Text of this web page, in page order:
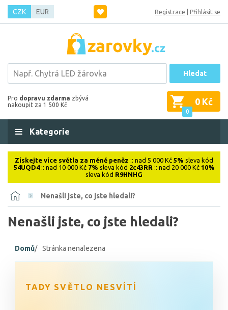
CZK EUR Registrace Přihlásit se
Hledat
Pro dopravu zdarma zbývá
nakoupit za 1 500 Kč
0
0 Kč
Kategorie
Získejte více světla za méně peněz :: nad 5 000 Kč 5% sleva kód
54UQD4:: nad 10 000 Kč 7% sleva kód 2c43RR :: nad 20 000 Kč 10%
sleva kód R9HNHG
Nenašli jste, co jste hledali?
Nenašli jste, co jste hledali?
Domů Stránka nenalezena
TADY SVĚTLO NESVÍTÍ